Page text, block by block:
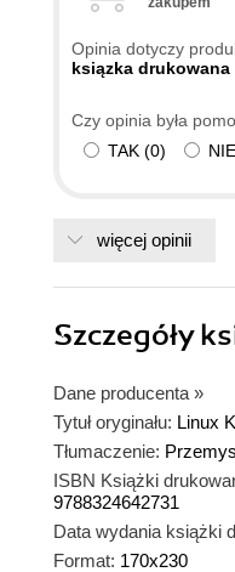
Opinia dotyczy
ksiązka drukowana
Czy opinia była
TAK (0) NIE
więcej opinii
Szczegóły
Dane producenta »
Tytuł oryginału: Linux
Tłumaczenie:
ISBN Książki
9788324642731
Data wydania książki
Format: 170x230